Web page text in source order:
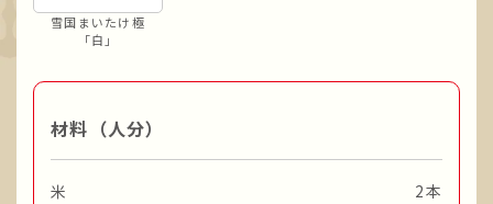
雪国まいたけ極
「白」
材料（人分）
米 2本